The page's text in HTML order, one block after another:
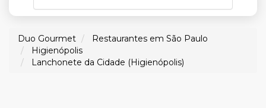
Duo Gourmet
Restaurantes em São Paulo
Higienópolis
Lanchonete da Cidade (Higienópolis)